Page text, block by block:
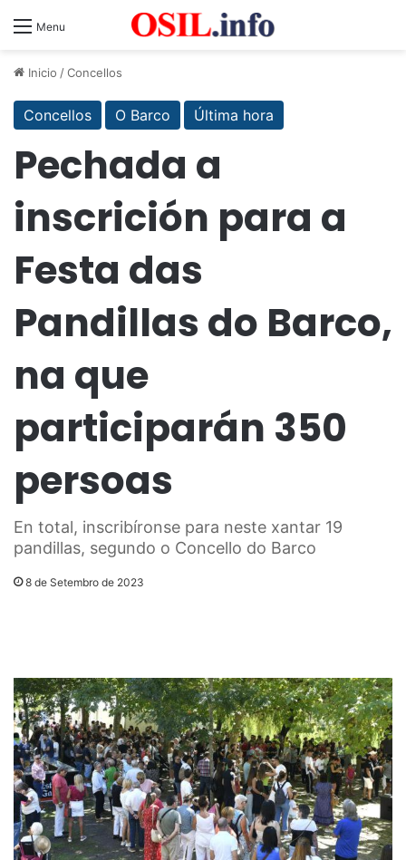
Menu
Inicio /Concellos
Concellos O Barco Última hora
Pechada a
inscrición para a
Festa das
Pandillas do Barco,
na que
participarán 350
persoas
En total, inscribíronse para neste xantar 19
pandillas, segundo o Concello do Barco
8 de Setembro de 2023